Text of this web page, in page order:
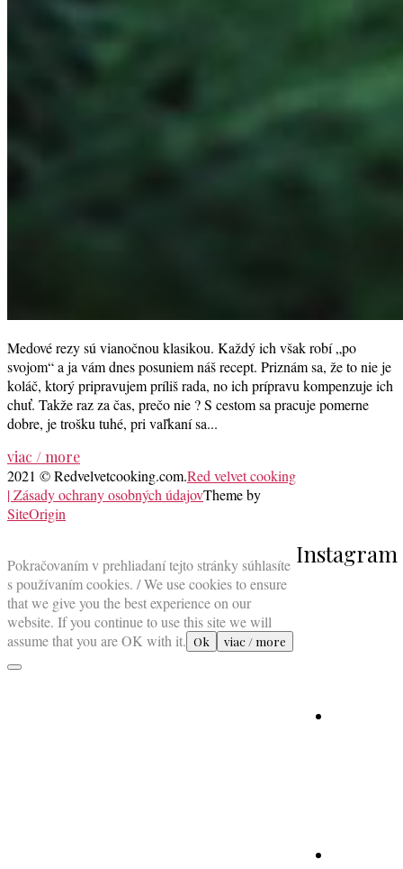
Medové rezy sú vianočnou klasikou. Každý ich však robí „po
svojom“ a ja vám dnes posuniem náš recept. Priznám sa, že to nie je
koláč, ktorý pripravujem príliš rada, no ich prípravu kompenzuje ich
chuť. Takže raz za čas, prečo nie ? S cestom sa pracuje pomerne
dobre, je trošku tuhé, pri vaľkaní sa...
viac / more
Instagram
2021 © Redvelvetcooking.com.Red velvet cooking
| Zásady ochrany osobných údajovTheme by
SiteOrigin
top
Pokračovaním v prehliadaní tejto stránky súhlasíte
s používaním cookies. / We use cookies to ensure
that we give you the best experience on our
website. If you continue to use this site we will
assume that you are OK with it. Ok viac / more